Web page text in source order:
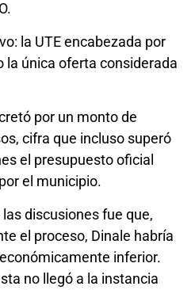
la UTE encabezada por
la única oferta considerada
por un monto de
cifra que incluso superó
el presupuesto oficial
el municipio.
discusiones fue que,
el proceso, Dinale habría
inferior.
no llegó a la instancia